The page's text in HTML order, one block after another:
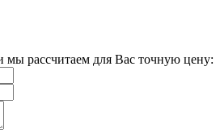
рассчитаем для Вас точную цену: